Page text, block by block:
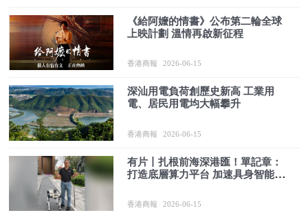
《給阿嬤的情書》公布第二輪全球
上映計劃 溫情再啟新征程
香港商報 2026-06-15
深汕用電負荷創歷史新高 工業用
電、居民用電均大幅攀升
香港商報 2026-06-15
有片丨扎根前海深港匯！單記章：
打造底層算力平台 加速具身智能商
香港商報 2026-06-15